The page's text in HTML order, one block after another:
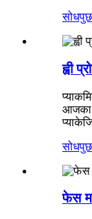
सोधपुछ
ह्वी
आजका
सोधपुछ
फेस